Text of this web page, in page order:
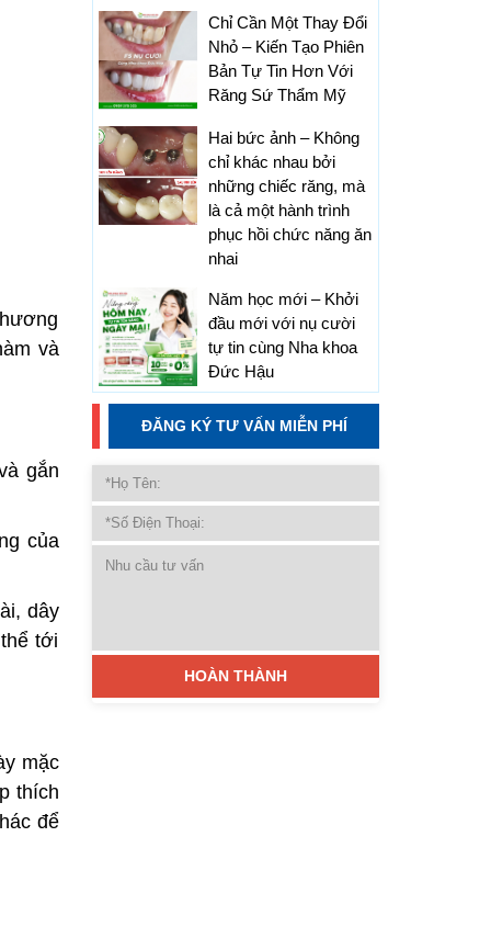
và
gắn
của
dây
tới
mặc
thích
để
Chỉ Cần Một Thay Đổi
Nhỏ – Kiến Tạo Phiên
Bản Tự Tin Hơn Với
Răng Sứ Thẩm Mỹ
Hai bức ảnh – Không
chỉ khác nhau bởi
những chiếc răng, mà
là cả một hành trình
phục hồi chức năng ăn
nhai
Năm học mới – Khởi
đầu mới với nụ cười
tự tin cùng Nha khoa
Đức Hậu
ĐĂNG KÝ TƯ VẤN MIỄN PHÍ